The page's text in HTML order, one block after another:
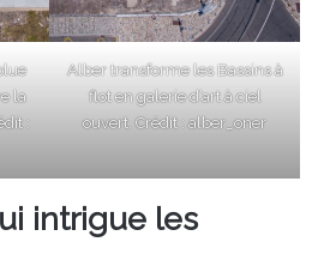
la
:
Alber transforme les Bassins à
flot en galerie d’art à ciel
ouvert. Crédit :alber_oner
intrigue les